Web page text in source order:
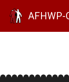
AFHWP-